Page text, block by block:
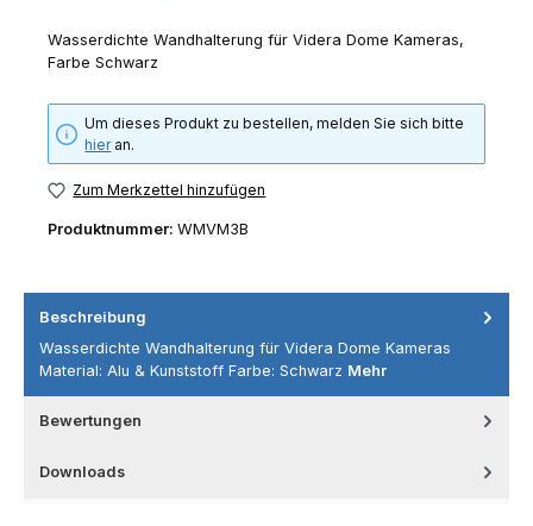
Wasserdichte Wandhalterung für Videra Dome Kameras,
Farbe Schwarz
Um dieses Produkt zu bestellen, melden Sie sich bitte
hieran.
Zum Merkzettel hinzufügen
Produktnummer: WMVM3B
Beschreibung
Wasserdichte Wandhalterung für Videra Dome Kameras
Material: Alu & Kunststoff Farbe: Schwarz Mehr
Bewertungen
Downloads